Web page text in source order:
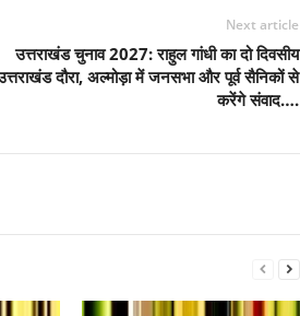
Next article
उत्तराखंड चुनाव 2027: राहुल गांधी का दो दिवसीय
दौरा, अल्मोड़ा में जनसभा और पूर्व सैनिकों से
करेंगे संवाद….